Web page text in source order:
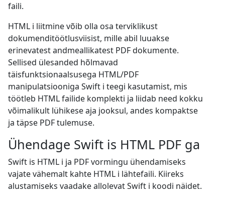
faili.
HTML i liitmine võib olla osa terviklikust
dokumenditöötlusviisist, mille abil luuakse
erinevatest andmeallikatest PDF dokumente.
Sellised ülesanded hõlmavad
täisfunktsionaalsusega HTML/PDF
manipulatsiooniga Swift i teegi kasutamist, mis
töötleb HTML failide komplekti ja liidab need kokku
võimalikult lühikese aja jooksul, andes kompaktse
ja täpse PDF tulemuse.
Ühendage Swift is HTML PDF ga
Swift is HTML i ja PDF vormingu ühendamiseks
vajate vähemalt kahte HTML i lähtefaili. Kiireks
alustamiseks vaadake allolevat Swift i koodi näidet.